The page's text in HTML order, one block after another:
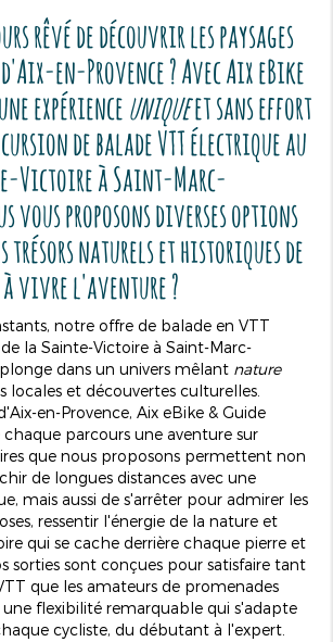
rêvé de découvrir les paysages
en-Provence ? Avec Aix eBike
expérienceuniqueet sans effort
debalade VTT électrique au
Victoire à Saint-Marc-
vous proposons diverses options
trésors naturels et historiques de
vivre l'aventure ?
notre offre de balade en VTT
la Sainte-Victoire à Saint-Marc-
dans un univers mêlant nature
locales et découvertes culturelles.
en-Provence, Aix eBike & Guide
chaque parcours une aventure sur
que nous proposons permettent non
de longues distances avec une
mais aussi de s'arrêter pour admirer les
ressentir l'énergie de la nature et
qui se cache derrière chaque pierre et
sorties sont conçues pour satisfaire tant
que les amateurs de promenades
flexibilité remarquable qui s'adapte
cycliste, du débutant à l'expert.